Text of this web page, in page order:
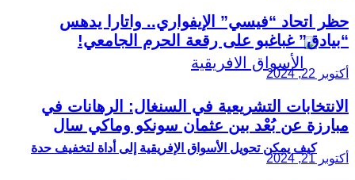
كيف يمكن تحويل الأسواق الإفريقية إلى أداة لتخفيف حدة
حظر اتحاد “فيسي” الإيفواري.. واتارا يدهس
“بيادق” غباغبو على رقعة الحرم الجامعي!
أكتوبر 22, 2024
الانتخابات التشريعية في السنغال: الرهانات في
مبارزة عن بُعْد بين عثمان سونكو وماكي سال
أكتوبر 21, 2024